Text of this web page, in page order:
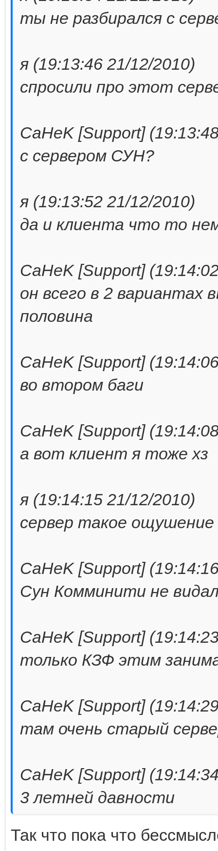
ты не разбирался с
я (19:13:46 21/12/2010)
спросили про этот
CaHeK [Support]
с сервером СУН?
я (19:13:52 21/12/2010)
да и клиента что то
CaHeK [Support]
он всего в 2 вариантах
половина
CaHeK [Support]
во втором баги
CaHeK [Support]
а вот клиент я тоже хз
я (19:14:15 21/12/2010)
сервер такое ощушение
CaHeK [Support]
Сун Комминити не
CaHeK [Support]
только КЗФ этим
CaHeK [Support]
там очень старый
CaHeK [Support]
3 летней давности
Так что пока что